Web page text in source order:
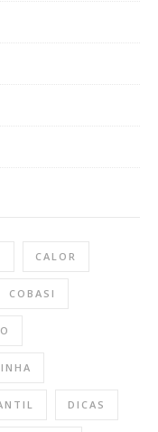
CALOR
COBASI
DICAS